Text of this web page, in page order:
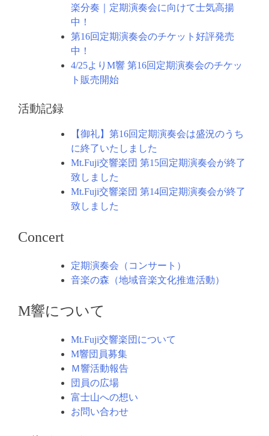
楽分奏｜定期演奏会に向けて士気高揚
中！
第16回定期演奏会のチケット好評発売
中！
4/25よりM響 第16回定期演奏会のチケッ
ト販売開始
活動記録
【御礼】第16回定期演奏会は盛況のうち
に終了いたしました
Mt.Fuji交響楽団 第15回定期演奏会が終了
致しました
Mt.Fuji交響楽団 第14回定期演奏会が終了
致しました
Concert
定期演奏会（コンサート）
音楽の森（地域音楽文化推進活動）
M響について
Mt.Fuji交響楽団について
M響団員募集
Ｍ響活動報告
団員の広場
富士山への想い
お問い合わせ